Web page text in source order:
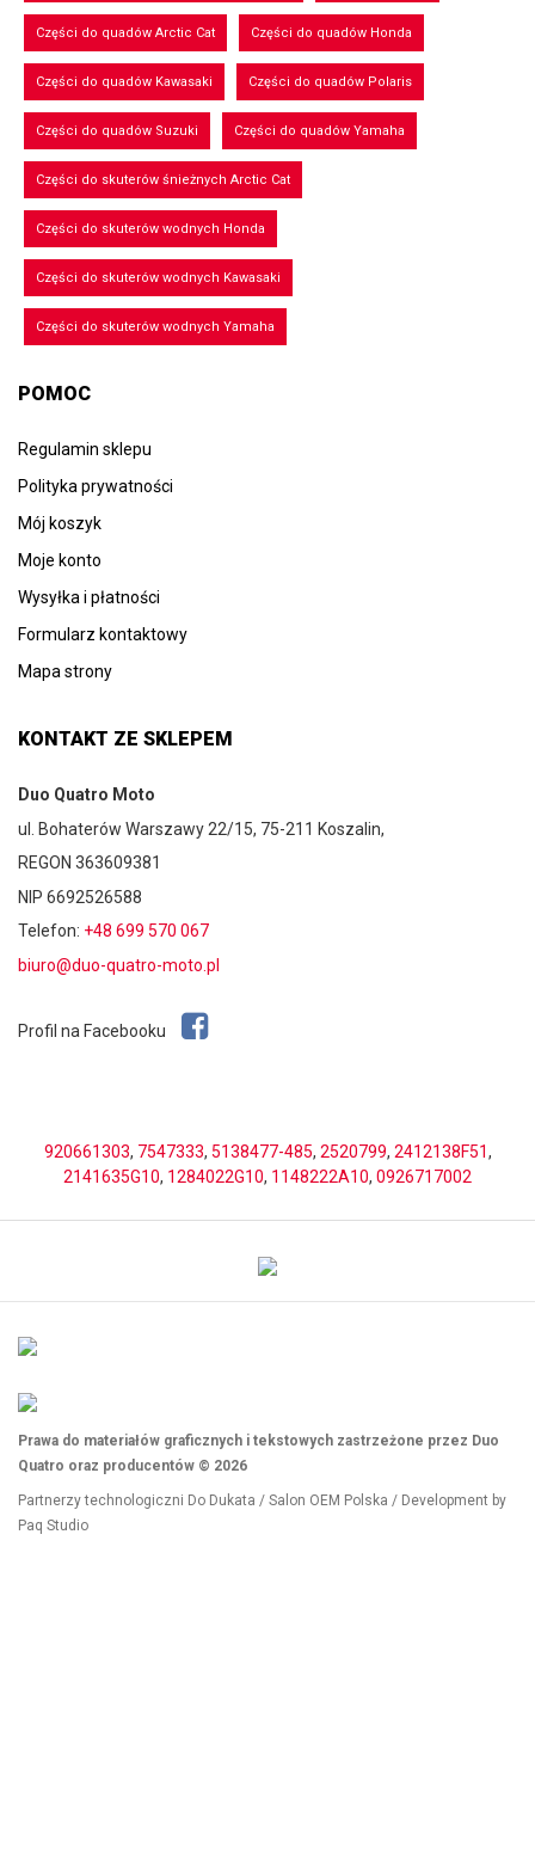
Części do quadów Arctic Cat Części do quadów Honda
Części do quadów Kawasaki Części do quadów Polaris
Części do quadów Suzuki Części do quadów Yamaha
Części do skuterów śnieżnych Arctic Cat
Części do skuterów wodnych Honda
Części do skuterów wodnych Kawasaki
Części do skuterów wodnych Yamaha
POMOC
Regulamin sklepu
Polityka prywatności
Mój koszyk
Moje konto
Wysyłka i płatności
Formularz kontaktowy
Mapa strony
KONTAKT ZE SKLEPEM
Duo Quatro Moto
ul. Bohaterów Warszawy 22/15, 75-211 Koszalin,
REGON 363609381
NIP 6692526588
Telefon: +48 699 570 067
biuro@duo-quatro-moto.pl
Profil na Facebooku
920661303, 7547333, 5138477-485, 2520799, 2412138F51,
2141635G10, 1284022G10, 1148222A10, 0926717002
Prawa do materiałów graficznych i tekstowych zastrzeżone przez Duo
Quatro oraz producentów © 2026
Partnerzy technologiczni Do Dukata / Salon OEM Polska / Development by
Paq Studio